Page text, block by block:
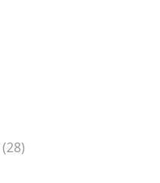
(28)